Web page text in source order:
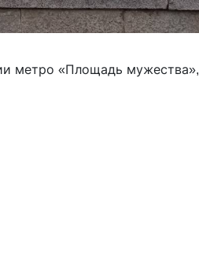
метро «Площадь мужества»,